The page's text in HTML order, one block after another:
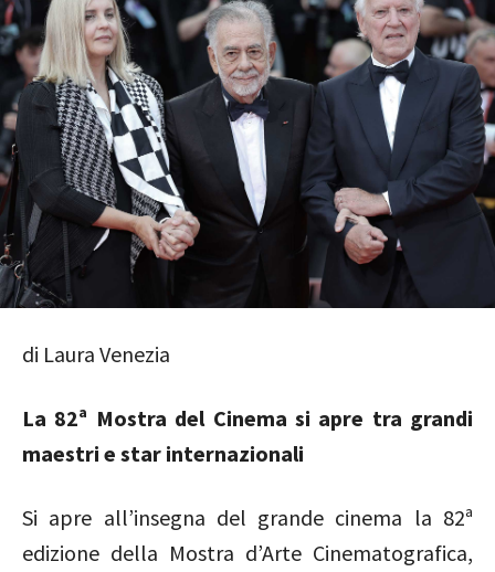
di Laura Venezia
La 82ª Mostra del Cinema si apre tra grandi
maestri e star internazionali
Si apre all’insegna del grande cinema la 82ª
edizione della Mostra d’Arte Cinematografica,